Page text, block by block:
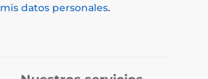
datos personales.